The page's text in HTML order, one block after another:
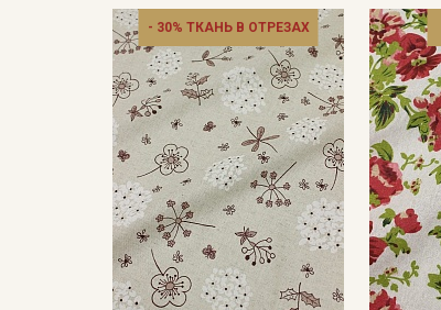
- 30% ТКАНЬ В ОТРЕЗАХ